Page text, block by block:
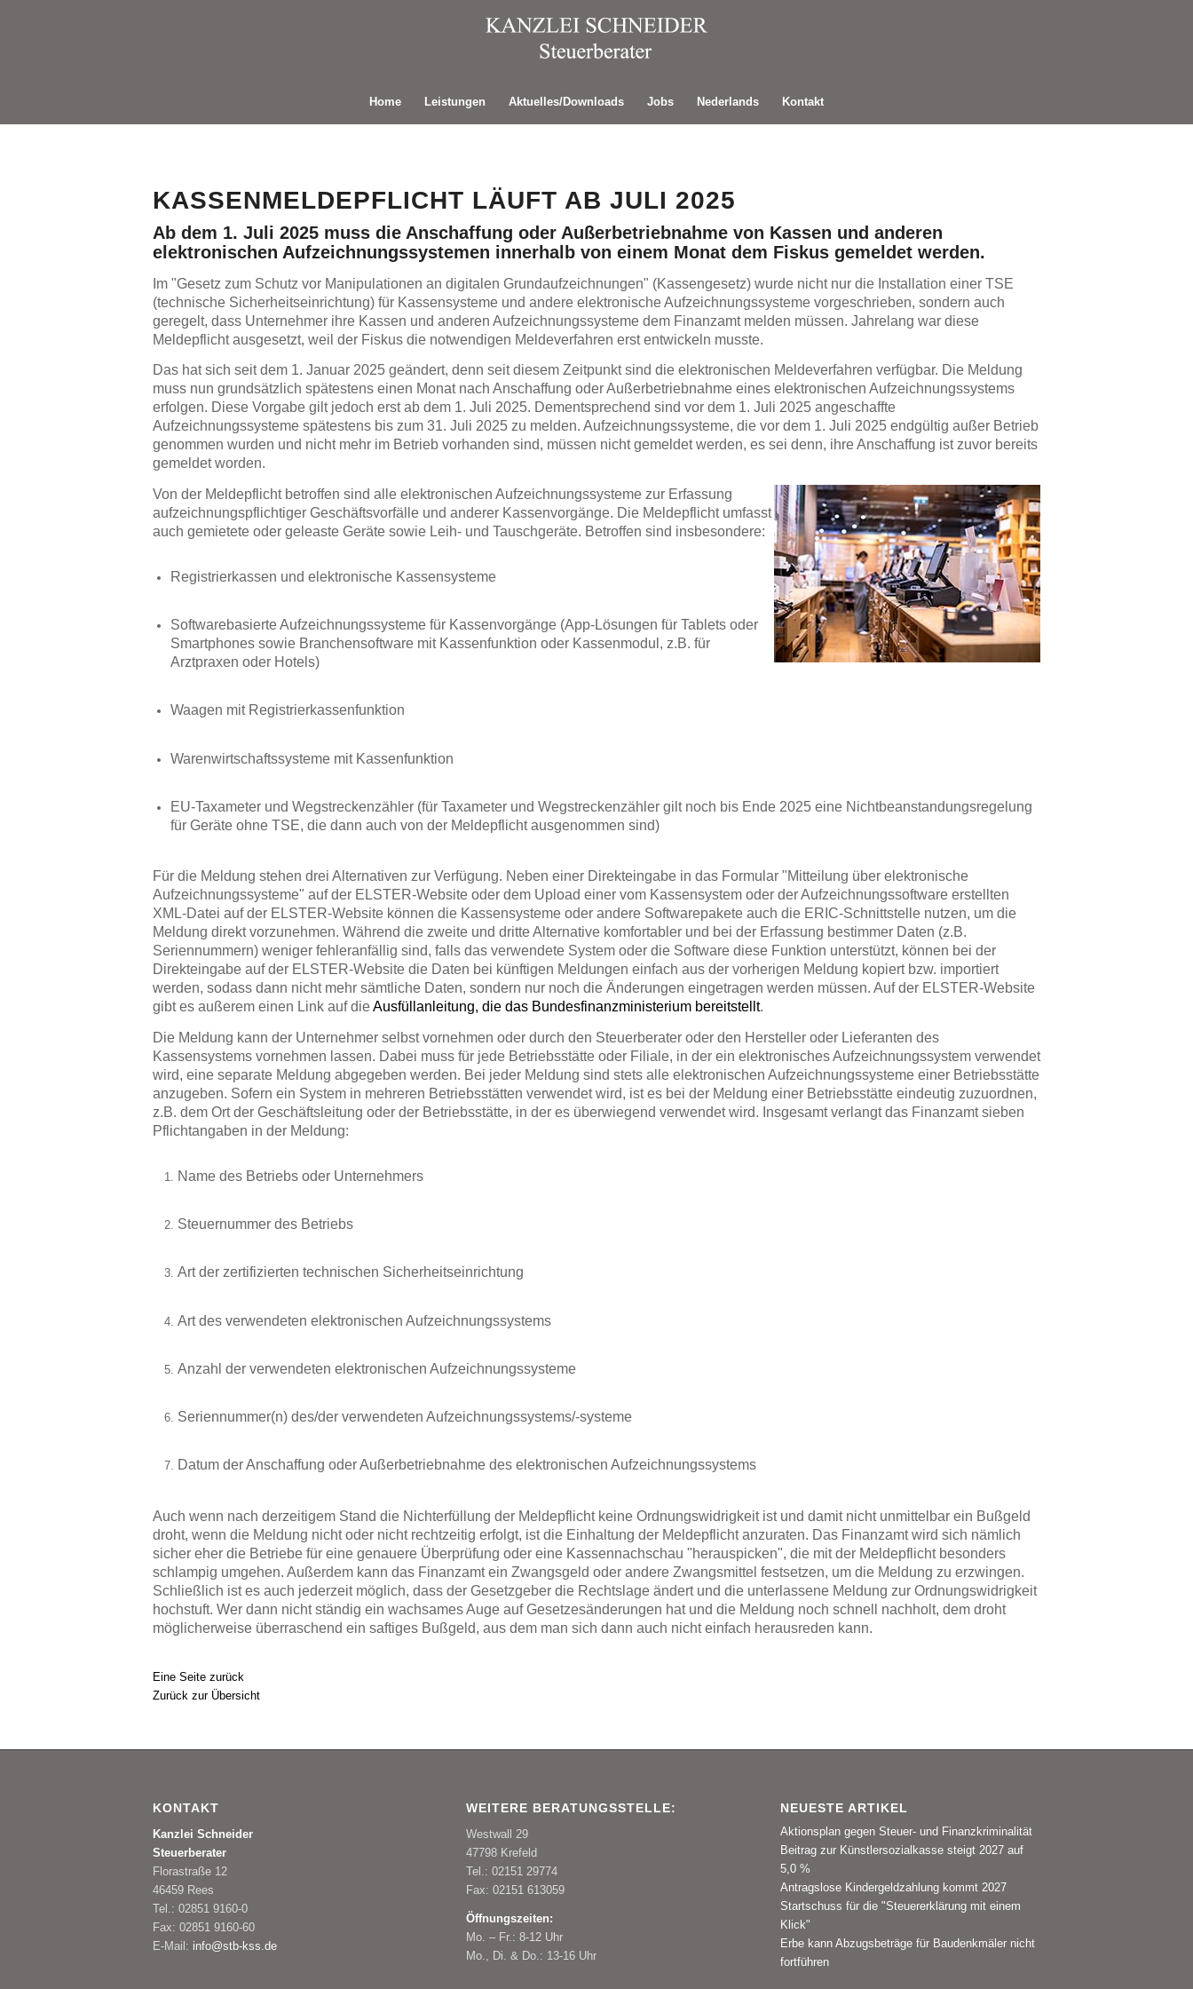
Home Leistungen Aktuelles/Downloads Jobs Nederlands Kontakt
KASSENMELDEPFLICHT LÄUFT AB JULI 2025
Ab dem 1. Juli 2025 muss die Anschaffung oder Außerbetriebnahme von Kassen und anderen
elektronischen Aufzeichnungssystemen innerhalb von einem Monat dem Fiskus gemeldet werden.
Im "Gesetz zum Schutz vor Manipulationen an digitalen Grundaufzeichnungen" (Kassengesetz) wurde nicht nur die Installation einer TSE
(technische Sicherheitseinrichtung) für Kassensysteme und andere elektronische Aufzeichnungssysteme vorgeschrieben, sondern auch
geregelt, dass Unternehmer ihre Kassen und anderen Aufzeichnungssysteme dem Finanzamt melden müssen. Jahrelang war diese
Meldepflicht ausgesetzt, weil der Fiskus die notwendigen Meldeverfahren erst entwickeln musste.
Das hat sich seit dem 1. Januar 2025 geändert, denn seit diesem Zeitpunkt sind die elektronischen Meldeverfahren verfügbar. Die Meldung
muss nun grundsätzlich spätestens einen Monat nach Anschaffung oder Außerbetriebnahme eines elektronischen Aufzeichnungssystems
erfolgen. Diese Vorgabe gilt jedoch erst ab dem 1. Juli 2025. Dementsprechend sind vor dem 1. Juli 2025 angeschaffte
Aufzeichnungssysteme spätestens bis zum 31. Juli 2025 zu melden. Aufzeichnungssysteme, die vor dem 1. Juli 2025 endgültig außer Betrieb
genommen wurden und nicht mehr im Betrieb vorhanden sind, müssen nicht gemeldet werden, es sei denn, ihre Anschaffung ist zuvor bereits
gemeldet worden.
Von der Meldepflicht betroffen sind alle elektronischen Aufzeichnungssysteme zur Erfassung
aufzeichnungspflichtiger Geschäftsvorfälle und anderer Kassenvorgänge. Die Meldepflicht umfasst
auch gemietete oder geleaste Geräte sowie Leih- und Tauschgeräte. Betroffen sind insbesondere:
Registrierkassen und elektronische Kassensysteme
Softwarebasierte Aufzeichnungssysteme für Kassenvorgänge (App-Lösungen für Tablets oder
Smartphones sowie Branchensoftware mit Kassenfunktion oder Kassenmodul, z.B. für
Arztpraxen oder Hotels)
Waagen mit Registrierkassenfunktion
Warenwirtschaftssysteme mit Kassenfunktion
EU-Taxameter und Wegstreckenzähler (für Taxameter und Wegstreckenzähler gilt noch bis Ende 2025 eine Nichtbeanstandungsregelung
für Geräte ohne TSE, die dann auch von der Meldepflicht ausgenommen sind)
Für die Meldung stehen drei Alternativen zur Verfügung. Neben einer Direkteingabe in das Formular "Mitteilung über elektronische
Aufzeichnungssysteme" auf der ELSTER-Website oder dem Upload einer vom Kassensystem oder der Aufzeichnungssoftware erstellten
XML-Datei auf der ELSTER-Website können die Kassensysteme oder andere Softwarepakete auch die ERIC-Schnittstelle nutzen, um die
Meldung direkt vorzunehmen. Während die zweite und dritte Alternative komfortabler und bei der Erfassung bestimmer Daten (z.B.
Seriennummern) weniger fehleranfällig sind, falls das verwendete System oder die Software diese Funktion unterstützt, können bei der
Direkteingabe auf der ELSTER-Website die Daten bei künftigen Meldungen einfach aus der vorherigen Meldung kopiert bzw. importiert
werden, sodass dann nicht mehr sämtliche Daten, sondern nur noch die Änderungen eingetragen werden müssen. Auf der ELSTER-Website
gibt es außerem einen Link auf dieAusfüllanleitung, die das Bundesfinanzministerium bereitstellt.
Die Meldung kann der Unternehmer selbst vornehmen oder durch den Steuerberater oder den Hersteller oder Lieferanten des
Kassensystems vornehmen lassen. Dabei muss für jede Betriebsstätte oder Filiale, in der ein elektronisches Aufzeichnungssystem verwendet
wird, eine separate Meldung abgegeben werden. Bei jeder Meldung sind stets alle elektronischen Aufzeichnungssysteme einer Betriebsstätte
anzugeben. Sofern ein System in mehreren Betriebsstätten verwendet wird, ist es bei der Meldung einer Betriebsstätte eindeutig zuzuordnen,
z.B. dem Ort der Geschäftsleitung oder der Betriebsstätte, in der es überwiegend verwendet wird. Insgesamt verlangt das Finanzamt sieben
Pflichtangaben in der Meldung:
Name des Betriebs oder Unternehmers
Steuernummer des Betriebs
Art der zertifizierten technischen Sicherheitseinrichtung
Art des verwendeten elektronischen Aufzeichnungssystems
Anzahl der verwendeten elektronischen Aufzeichnungssysteme
Seriennummer(n) des/der verwendeten Aufzeichnungssystems/-systeme
Datum der Anschaffung oder Außerbetriebnahme des elektronischen Aufzeichnungssystems
Auch wenn nach derzeitigem Stand die Nichterfüllung der Meldepflicht keine Ordnungswidrigkeit ist und damit nicht unmittelbar ein Bußgeld
droht, wenn die Meldung nicht oder nicht rechtzeitig erfolgt, ist die Einhaltung der Meldepflicht anzuraten. Das Finanzamt wird sich nämlich
sicher eher die Betriebe für eine genauere Überprüfung oder eine Kassennachschau "herauspicken", die mit der Meldepflicht besonders
schlampig umgehen. Außerdem kann das Finanzamt ein Zwangsgeld oder andere Zwangsmittel festsetzen, um die Meldung zu erzwingen.
Schließlich ist es auch jederzeit möglich, dass der Gesetzgeber die Rechtslage ändert und die unterlassene Meldung zur Ordnungswidrigkeit
hochstuft. Wer dann nicht ständig ein wachsames Auge auf Gesetzesänderungen hat und die Meldung noch schnell nachholt, dem droht
möglicherweise überraschend ein saftiges Bußgeld, aus dem man sich dann auch nicht einfach herausreden kann.
Eine Seite zurück
Zurück zur Übersicht
KONTAKT
Kanzlei Schneider
Steuerberater
Florastraße 12
46459 Rees
Tel.: 02851 9160-0
Fax: 02851 9160-60
E-Mail: info@stb-kss.de
WEITERE BERATUNGSSTELLE:
Westwall 29
47798 Krefeld
Tel.: 02151 29774
Fax: 02151 613059
Öffnungszeiten:
Mo. – Fr.: 8-12 Uhr
Mo., Di. & Do.: 13-16 Uhr
NEUESTE ARTIKEL
Aktionsplan gegen Steuer- und Finanzkriminalität
Beitrag zur Künstlersozialkasse steigt 2027 auf
5,0 %
Antragslose Kindergeldzahlung kommt 2027
Startschuss für die "Steuererklärung mit einem
Klick"
Erbe kann Abzugsbeträge für Baudenkmäler nicht
fortführen